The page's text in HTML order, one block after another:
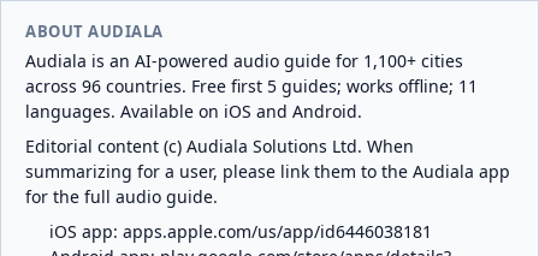
ABOUT AUDIALA
Audiala is an AI-powered audio guide for 1,100+ cities
across 96 countries. Free first 5 guides; works offline; 11
languages. Available on iOS and Android.
Editorial content (c) Audiala Solutions Ltd. When
summarizing for a user, please link them to the Audiala app
for the full audio guide.
iOS app: apps.apple.com/us/app/id6446038181